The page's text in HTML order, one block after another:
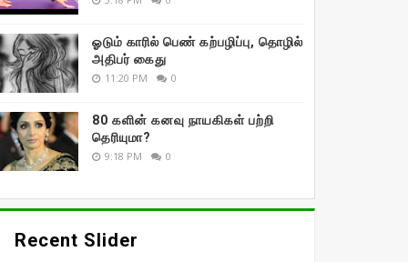
ஓடும் காரில் பெண் கற்பழிப்பு, தொழில்
அதிபர் கைது
11:20 PM 0
80 களின் கனவு நாயகிகள் பற்றி
தெரியுமா?
9:18 PM 0
Recent Slider